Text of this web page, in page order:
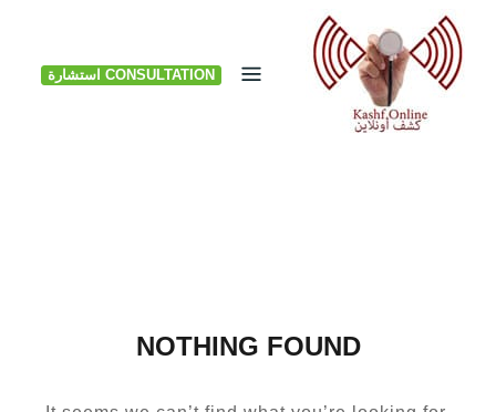
Skip
content
CONSULTATION استشارة
NOTHING FOUND